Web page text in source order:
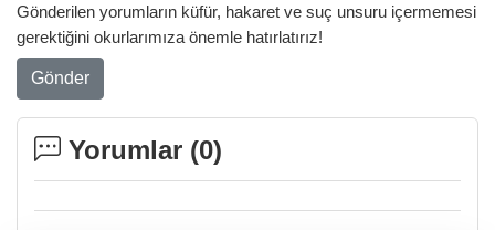
Gönderilen yorumların küfür, hakaret ve suç unsuru içermemesi
gerektiğini okurlarımıza önemle hatırlatırız!
Gönder
Yorumlar (0)